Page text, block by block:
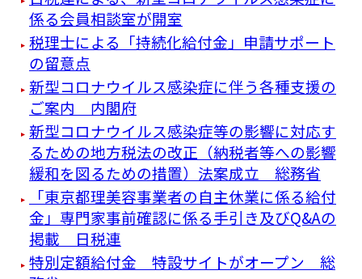
係る会員相談室が開室
税理士による「持続化給付金」申請サポート
の留意点
新型コロナウイルス感染症に伴う各種支援の
ご案内 内閣府
新型コロナウイルス感染症等の影響に対応す
るための地方税法の改正（納税者等への影響
緩和を図るための措置）法案成立 総務省
「東京都理美容事業者の自主休業に係る給付
金」専門家事前確認に係る手引き及びQ&Aの
掲載 日税連
特別定額給付金 特設サイトがオープン 総